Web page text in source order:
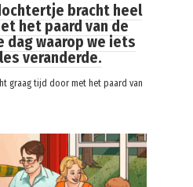
bracht heel
het paard van de
waarop we iets
veranderde.
graag tijd door met het paard van